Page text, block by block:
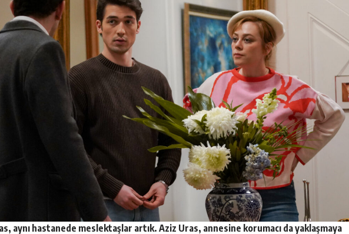
aynı hastanede meslektaşlar artık. Aziz Uras, annesine korumacı da yaklaşmaya